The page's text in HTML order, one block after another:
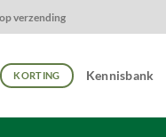
verzending
KORTING Kennisbank